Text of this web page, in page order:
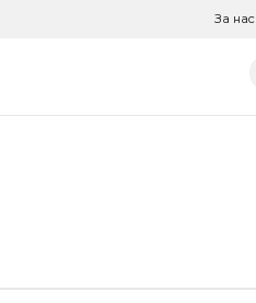
За нас